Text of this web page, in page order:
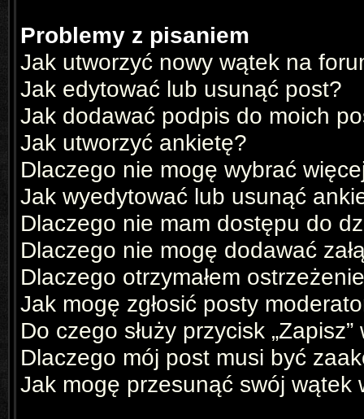
Problemy z pisaniem
Jak utworzyć nowy wątek na
Jak edytować lub usunąć post?
Jak dodawać podpis do moich
Jak utworzyć ankietę?
Dlaczego nie mogę wybrać
Jak wyedytować lub usunąć
Dlaczego nie mam dostępu do
Dlaczego nie mogę dodawać
Dlaczego otrzymałem
Jak mogę zgłosić posty
Do czego służy przycisk
Dlaczego mój post musi być
Jak mogę przesunąć swój wątek